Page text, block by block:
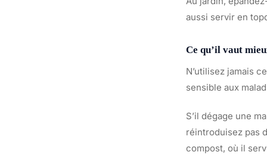
aussi servir en
Ce qu’il vaut
N’utilisez jamais
sensible aux
S’il dégage une
réintroduisez pas
compost, où il